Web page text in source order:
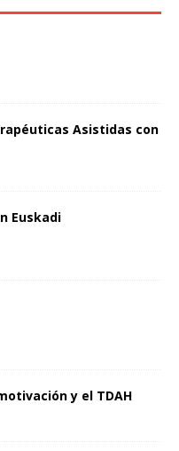
Asistidas con
Euskadi
y el TDAH